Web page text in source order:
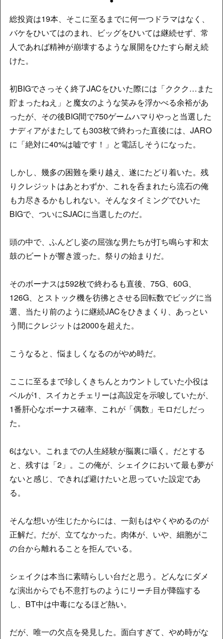
総投資は19本、そこに至るまでに何一つドラマはなく、
バケをひいてはのまれ、ビッグをひいては継続せず、常
人であれば精神が崩壊するような展開をひたすら耐え続
けた。
初BIGでさっそく終了JACをひいた際には「ククク…また
貯まったねえ」と魔女のような笑みを浮かべる余裕があ
ったが、その後BIG間で750ゲームハマりやっと当選した
ナディアがまたしても303枚で終わった直後には、JARO
に「絶対に40%は嘘です！」と電話しそうになった。
しかし、幾多の困難を乗り越え、遂にたどり着いた。残
りクレジットはあとわずか、これを呑まれたら流石の俺
も力尽きるかもしれない。そんなタイミングでひいた
BIGで、ついにSJACに当選したのだ。
頭の中で、ふんどし姿の屈強な男たちが打ち鳴らす和太
鼓のビートが響き渡った。祭りの始まりだ。
そのボーナスは592枚で終わるも直後、75G、60G、
126G、とストック機を彷彿とさせる回転数でビッグに当
選、当たり前のように継続JACをひきまくり、あっとい
う間にクレジットは2000を超えた。
こうなると、悩ましくなるのがやめ時だ。
ここに至るまで珍しくきちんとカウントしていた小役は
ベルが1、スイカとチェリーは高設定を示唆していたが、
1番肝心なボーナス確率、これが「偶数」モロだしだっ
た。
6はない。これまでの人生経験が脳裏に囁く。だとする
と、残すは「2」。この俺が、シェイクにおいて最も夢が
ないと感じ、できれば避けたいと思っていた設定であ
る。
そんな想いが生じたからには、一刻もはやくやめるのが
正解だ。だが、立てなかった。肉体が、いや、細胞がこ
の台から離れることを拒んでいる。
シェイクは本当に素晴らしい台だと思う。どんなにダメ
な演出からでも不意打ちのようにリーチ目が降臨する
し、BT中は中毒になるほど熱い。
だが、唯一の欠点を発見した。面白すぎて、やめ時がな